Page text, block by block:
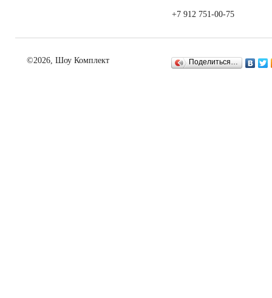
+7 912 751-00-75
©2026, Шоу Комплект Поделиться…